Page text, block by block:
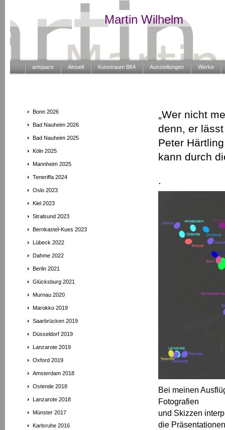
Martin Wilhelm
artspace Aktuell Kunstraum B64 Ausstellungen Werke
Bonn 2026
Bad Nauheim 2026
Bad Nauheim 2025
Köln 2025
Mannheim 2025
Teneriffa 2024
Oslo 2023
Kiel 2023
Stralsund 2023
Bernkastel-Kues 2023
Lübeck 2022
Dahme 2022
Berlin 2021
Glücksburg 2021
Murnau 2020
Marokko 2019
Saarbrücken 2019
Düsseldorf 2019
Lanzarote 2019
Oxford 2019
Amsterdam 2018
Ostende 2018
Lanzarote 2018
Münster 2017
Karlsruhe 2016
„Wer nicht
denn, er
Peter
kann durch
.
Bei meinen
Fotografien
und Skizzen
die